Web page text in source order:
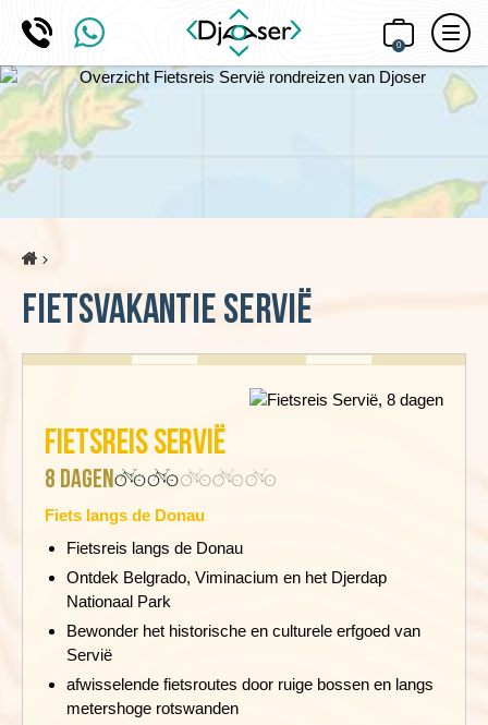
0
Home
Fietsvakantie Servië
Fietsreis Servië
8 dagen
Fiets langs de Donau
Fietsreis langs de Donau
Ontdek Belgrado, Viminacium en het Djerdap
Nationaal Park
Bewonder het historische en culturele erfgoed van
Servië
afwisselende fietsroutes door ruige bossen en langs
metershoge rotswanden